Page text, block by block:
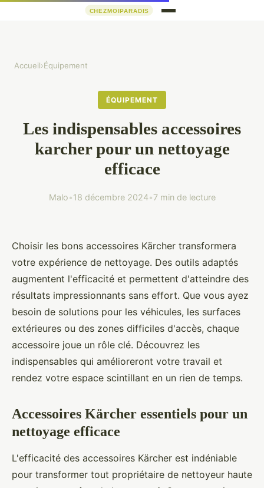
Accueil›Équipement
ÉQUIPEMENT
Les indispensables accessoires
karcher pour un nettoyage
efficace
Malo•18 décembre 2024•7 min de lecture
Choisir les bons accessoires Kärcher transformera
votre expérience de nettoyage. Des outils adaptés
augmentent l'efficacité et permettent d'atteindre des
résultats impressionnants sans effort. Que vous ayez
besoin de solutions pour les véhicules, les surfaces
extérieures ou des zones difficiles d'accès, chaque
accessoire joue un rôle clé. Découvrez les
indispensables qui amélioreront votre travail et
rendez votre espace scintillant en un rien de temps.
Accessoires Kärcher essentiels pour un
nettoyage efficace
L'efficacité des accessoires Kärcher est indéniable
pour transformer tout propriétaire de nettoyeur haute